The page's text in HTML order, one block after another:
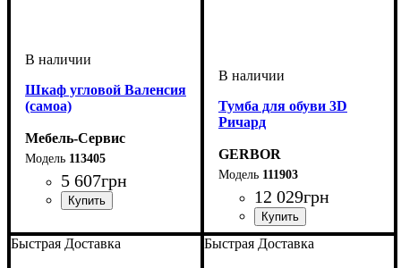
Шкаф угловой Валенсия
(самоа)
Мебель-Сервис
113405
5 607грн
Тумба для обуви 3D
Ричард
GERBOR
111903
12 029грн
Быстрая Доставка Быстрая Доставка